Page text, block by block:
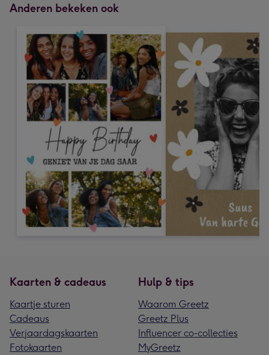
Anderen bekeken ook
Kaarten & cadeaus
Kaartje sturen
Cadeaus
Verjaardagskaarten
Fotokaarten
Hulp & tips
Waarom Greetz
Greetz Plus
Influencer co-collecties
MyGreetz